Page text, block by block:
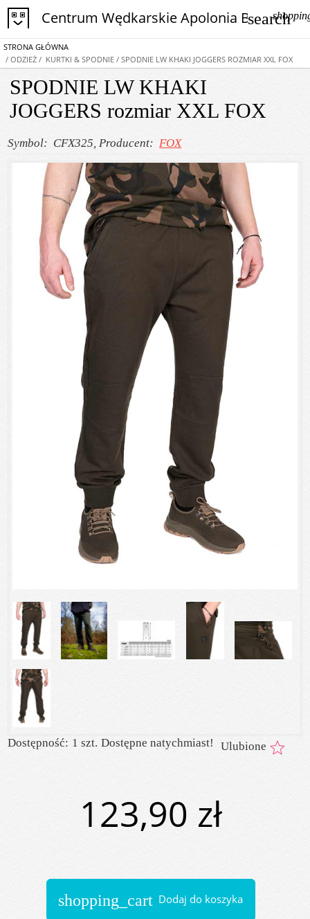
Centrum Wędkarskie Apolonia Bytom
search
STRONA GŁÓWNA
/ ODZIEŻ / KURTKI & SPODNIE / SPODNIE LW KHAKI JOGGERS ROZMIAR XXL FOX
SPODNIE LW KHAKI
JOGGERS rozmiar XXL FOX
Symbol: CFX325, Producent:FOX
Dostępność: 1 szt. Dostępne natychmiast! Ulubione
123,90 zł
shopping_cart Dodaj do koszyka